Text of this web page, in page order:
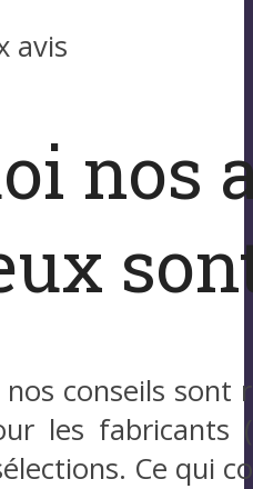
nos
conseils sont
les fabricants (
Ce qui